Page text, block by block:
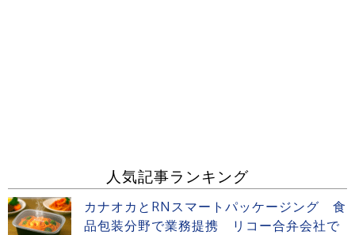
人気記事ランキング
カナオカとRNスマートパッケージング 食
品包装分野で業務提携 リコー合弁会社で